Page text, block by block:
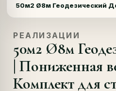
РЕАЛИЗАЦИИ
50м2 Ø8м
| Пониженная
Комплект для